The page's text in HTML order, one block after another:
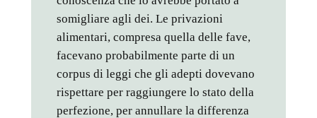
somigliare agli dei. Le privazioni
alimentari, compresa quella delle fave,
facevano probabilmente parte di un
corpus di leggi che gli adepti dovevano
rispettare per raggiungere lo stato della
perfezione, per annullare la differenza